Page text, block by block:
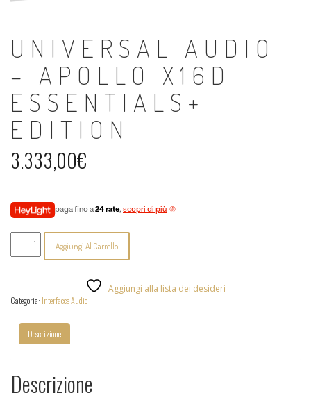
UNIVERSAL AUDIO
– APOLLO X16D
ESSENTIALS+
EDITION
3.333,00€
paga fino a24 rate, scopri di più
Universal
-
Essentials+
Edition
Aggiungi Al Carrello
Aggiungi alla lista dei desideri
Categoria: Interfacce Audio
Descrizione
Descrizione